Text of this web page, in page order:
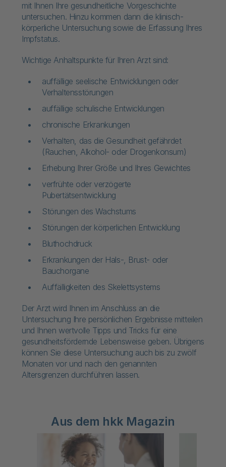
mit Ihnen Ihre gesundheitliche Vorgeschichte
untersuchen. Hinzu kommen dann die klinisch-
körperliche Untersuchung sowie die Erfassung Ihres
Impfstatus.
Wichtige Anhaltspunkte für Ihren Arzt sind:
auffällige seelische Entwicklungen oder
Verhaltensstörungen
auffällige schulische Entwicklungen
chronische Erkrankungen
Verhalten, das die Gesundheit gefährdet
(Rauchen, Alkohol- oder Drogenkonsum)
Erhebung Ihrer Größe und Ihres Gewichtes
verfrühte oder verzögerte
Pubertätsentwicklung
Störungen des Wachstums
Störungen der körperlichen Entwicklung
Bluthochdruck
Erkrankungen der Hals-, Brust- oder
Bauchorgane
Auffälligkeiten des Skelettsystems
Der Arzt wird Ihnen im Anschluss an die
Untersuchung Ihre persönlichen Ergebnisse mitteilen
und Ihnen wertvolle Tipps und Tricks für eine
gesundheitsfördernde Lebensweise geben. Übrigens
können Sie diese Untersuchung auch bis zu zwölf
Monaten vor und nach den genannten
Altersgrenzen durchführen lassen.
Aus dem hkk Magazin